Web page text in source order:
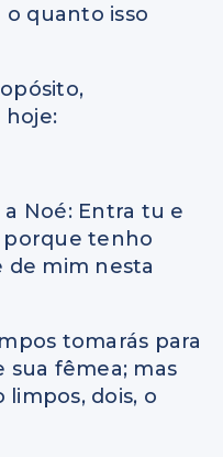
o quanto isso
hoje:
a Noé: Entra tu e
porque tenho
de mim nesta
tomarás para
sua fêmea; mas
limpos, dois, o